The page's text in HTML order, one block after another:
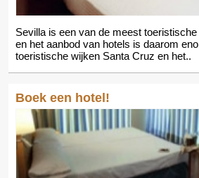
Sevilla is een van de meest
en het aanbod van hotels is daarom
toeristische wijken Santa Cruz en het..
Boek een hotel!